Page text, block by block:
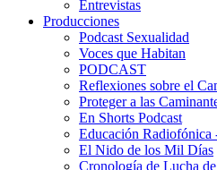
Entrevistas
Producciones
Podcast Sexualidad
Voces que Habitan
PODCAST
Reflexiones sobre el
Proteger a las
En Shorts Podcast
Educación Radiofónica
El Nido de los Mil Días
Cronología de Lucha